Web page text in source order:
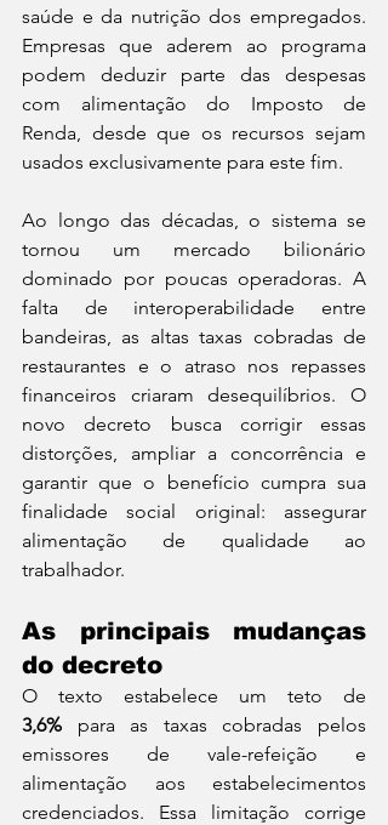
saúde e da nutrição dos empregados.
Empresas que aderem ao programa
podem deduzir parte das despesas
com alimentação do Imposto de
Renda, desde que os recursos sejam
usados exclusivamente para este fim.
Ao longo das décadas, o sistema se
tornou um mercado bilionário
dominado por poucas operadoras. A
falta de interoperabilidade entre
bandeiras, as altas taxas cobradas de
restaurantes e o atraso nos repasses
financeiros criaram desequilíbrios. O
novo decreto busca corrigir essas
distorções, ampliar a concorrência e
garantir que o benefício cumpra sua
finalidade social original: assegurar
alimentação de qualidade ao
trabalhador.
As principais mudanças
do decreto
3,6% para as taxas cobradas pelos
emissores de vale-refeição e
alimentação aos estabelecimentos
credenciados. Essa limitação corrige